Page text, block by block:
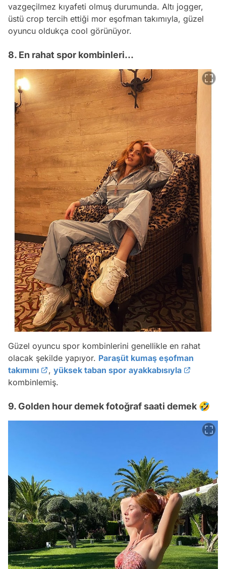
vazgeçilmez kıyafeti olmuş durumunda. Altı jogger,
üstü crop tercih ettiği mor eşofman takımıyla, güzel
oyuncu oldukça cool görünüyor.
8. En rahat spor kombinleri...
Güzel oyuncu spor kombinlerini genellikle en rahat
olacak şekilde yapıyor. Paraşüt kumaş eşofman
takımını
, yüksek taban spor ayakkabısıyla
kombinlemiş.
9. Golden hour demek fotoğraf saati demek 🤣